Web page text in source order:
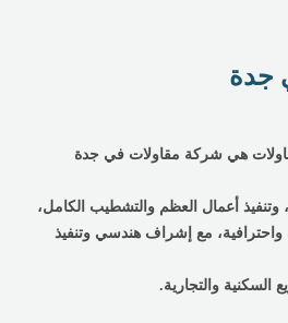
جدة
هي شركة مقاولات في جدة
وتنفيذ أعمال العظم والتشطيب الكامل،
واحترافية، مع إشراف هندسي وتنفيذ
السكنية والتجارية.